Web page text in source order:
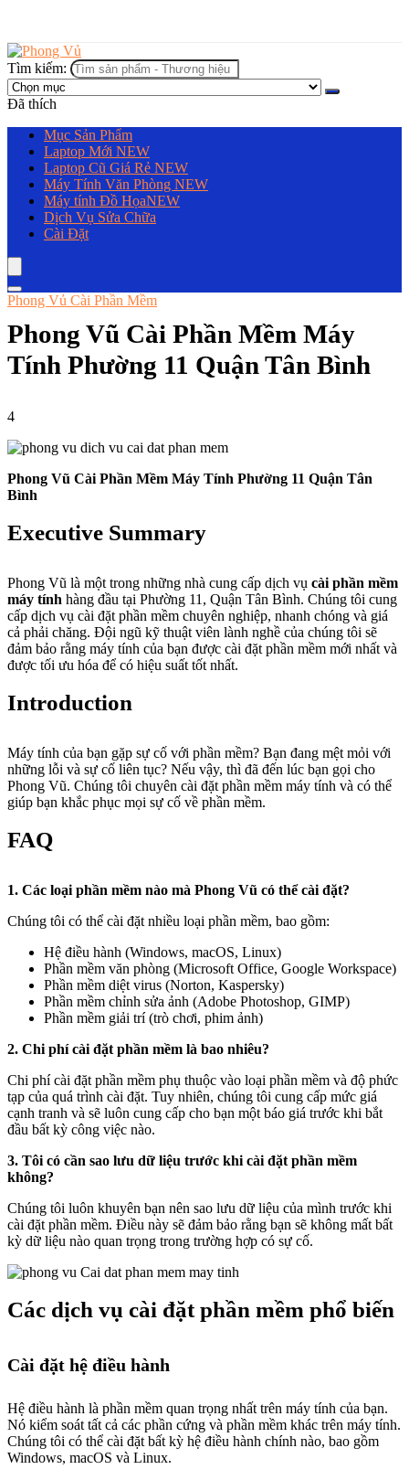
Tìm kiếm:
Đã thích
Mục Sản Phẩm
Laptop Mới NEW
Laptop Cũ Giá Rẻ NEW
Máy Tính Văn Phòng NEW
Máy tính Đồ HọaNEW
Dịch Vụ Sửa Chữa
Cài Đặt
Phong Vủ Cài Phần Mềm
Phong Vũ Cài Phần Mềm Máy
Tính Phường 11 Quận Tân Bình
4
Phong Vũ Cài Phần Mềm Máy Tính Phường 11 Quận Tân
Bình
Executive Summary
Phong Vũ là một trong những nhà cung cấp dịch vụ cài phần mềm
máy tính hàng đầu tại Phường 11, Quận Tân Bình. Chúng tôi cung
cấp dịch vụ cài đặt phần mềm chuyên nghiệp, nhanh chóng và giá
cả phải chăng. Đội ngũ kỹ thuật viên lành nghề của chúng tôi sẽ
đảm bảo rằng máy tính của bạn được cài đặt phần mềm mới nhất và
được tối ưu hóa để có hiệu suất tốt nhất.
Introduction
Máy tính của bạn gặp sự cố với phần mềm? Bạn đang mệt mỏi với
những lỗi và sự cố liên tục? Nếu vậy, thì đã đến lúc bạn gọi cho
Phong Vũ. Chúng tôi chuyên cài đặt phần mềm máy tính và có thể
giúp bạn khắc phục mọi sự cố về phần mềm.
FAQ
1. Các loại phần mềm nào mà Phong Vũ có thể cài đặt?
Chúng tôi có thể cài đặt nhiều loại phần mềm, bao gồm:
Hệ điều hành (Windows, macOS, Linux)
Phần mềm văn phòng (Microsoft Office, Google Workspace)
Phần mềm diệt virus (Norton, Kaspersky)
Phần mềm chỉnh sửa ảnh (Adobe Photoshop, GIMP)
Phần mềm giải trí (trò chơi, phim ảnh)
2. Chi phí cài đặt phần mềm là bao nhiêu?
Chi phí cài đặt phần mềm phụ thuộc vào loại phần mềm và độ phức
tạp của quá trình cài đặt. Tuy nhiên, chúng tôi cung cấp mức giá
cạnh tranh và sẽ luôn cung cấp cho bạn một báo giá trước khi bắt
đầu bất kỳ công việc nào.
3. Tôi có cần sao lưu dữ liệu trước khi cài đặt phần mềm
không?
Chúng tôi luôn khuyên bạn nên sao lưu dữ liệu của mình trước khi
cài đặt phần mềm. Điều này sẽ đảm bảo rằng bạn sẽ không mất bất
kỳ dữ liệu nào quan trọng trong trường hợp có sự cố.
Các dịch vụ cài đặt phần mềm phổ biến
Cài đặt hệ điều hành
Hệ điều hành là phần mềm quan trọng nhất trên máy tính của bạn.
Nó kiểm soát tất cả các phần cứng và phần mềm khác trên máy tính.
Chúng tôi có thể cài đặt bất kỳ hệ điều hành chính nào, bao gồm
Windows, macOS và Linux.